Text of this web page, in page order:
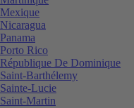
Mexique
Nicaragua
Panama
Porto Rico
République De Dominique
Saint-Barthélemy
Sainte-Lucie
Saint-Martin